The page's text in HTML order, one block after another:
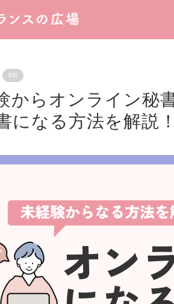
PR
からオンライン秘
になる方法を解説！